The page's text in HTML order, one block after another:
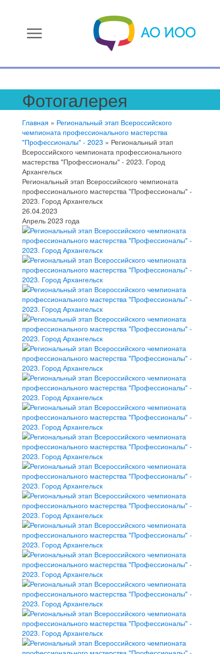
menu
Фотогалерея
Главная » Региональный этап Всероссийского
чемпионата профессионального мастерства
"Профессионалы" - 2023 » Региональный этап
Всероссийского чемпионата профессионального
мастерства "Профессионалы" - 2023. Город
Архангельск
Региональный этап Всероссийского чемпионата
профессионального мастерства "Профессионалы" -
2023. Город Архангельск
26.04.2023
Апрель 2023 года